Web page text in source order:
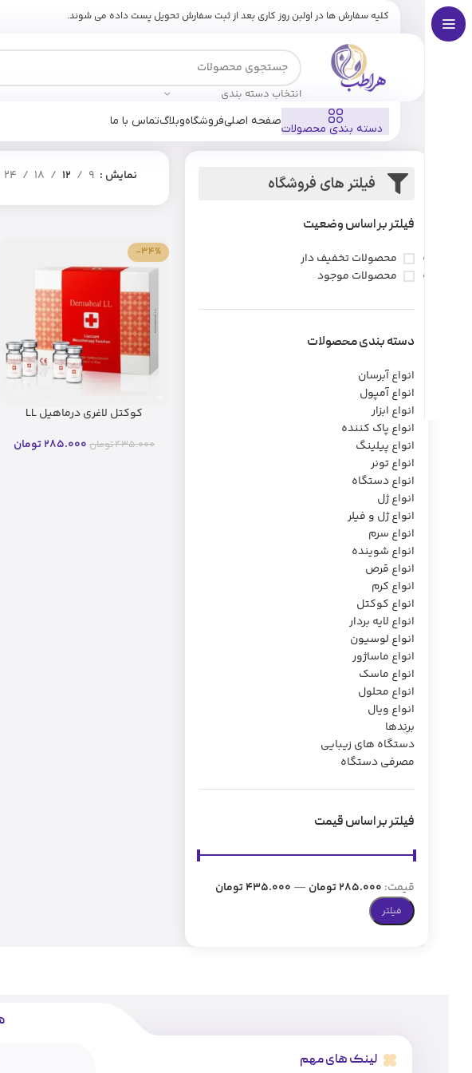
کلیه سفارش ها در اولبن روز کاری بعد از ثبت سفارش تحویل پست داده می شوند.
انتخاب دسته بندی
دسته بندی محصولات
صفحه اصلیفروشگاهوبلاگتماس با ما
فیلتر های فروشگاه
فیلتر بر اساس وضعیت
محصولات تخفیف دار
محصولات موجود
دسته بندی محصولات
انواع آبرسان
انواع آمپول
انواع ابزار
انواع پاک کننده
انواع پیلینگ
انواع تونر
انواع دستگاه
انواع ژل
انواع ژل و فیلر
انواع سرم
انواع شوینده
انواع قرص
انواع کرم
انواع کوکتل
انواع لایه بردار
انواع لوسیون
انواع ماساژور
انواع ماسک
انواع محلول
انواع ویال
برندها
دستگاه های زیبایی
مصرفی دستگاه
فیلتر بر اساس قیمت
فیلتر
قیمت: 285.000 تومان — 435.000 تومان
نمایش 9
12
18
24
-34%
کوکتل لاغری درماهیل LL
435.000تومان 285.000تومان
لینک های مهم